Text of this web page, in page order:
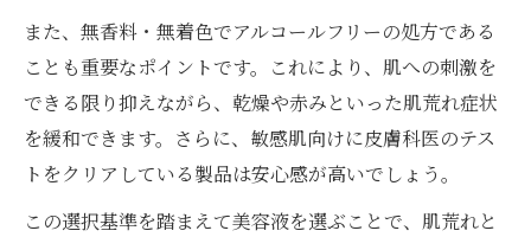
また、無香料・無着色でアルコールフリーの処方である
ことも重要なポイントです。これにより、肌への刺激を
できる限り抑えながら、乾燥や赤みといった肌荒れ症状
を緩和できます。さらに、敏感肌向けに皮膚科医のテス
トをクリアしている製品は安心感が高いでしょう。
この選択基準を踏まえて美容液を選ぶことで、肌荒れと